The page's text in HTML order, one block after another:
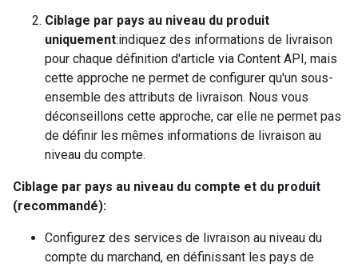
Ciblage par pays au niveau du produit
uniquement:indiquez des informations de livraison
pour chaque définition d'article via Content API, mais
cette approche ne permet de configurer qu'un sous-
ensemble des attributs de livraison. Nous vous
déconseillons cette approche, car elle ne permet pas
de définir les mêmes informations de livraison au
niveau du compte.
Ciblage par pays au niveau du compte et du produit
(recommandé):
Configurez des services de livraison au niveau du
compte du marchand, en définissant les pays de